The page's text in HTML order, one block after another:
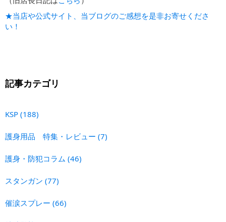
★当店や公式サイト、当ブログのご感想を是非お寄せくださ
い！
記事カテゴリ
KSP (188)
護身用品 特集・レビュー (7)
護身・防犯コラム (46)
スタンガン (77)
催涙スプレー (66)